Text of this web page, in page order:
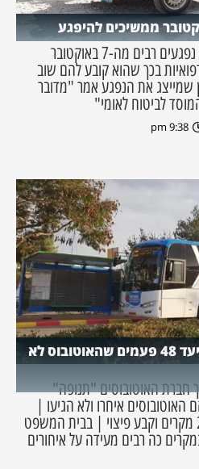
המוסד לביטוח לאומי כופה על נפגעים רבים מה-7 באוקטובר
בכך שהוא קובע להם שוב
שמייצג את הנפגע אמר "מדובר
לביטוח לאומי"
9:38 pm
שערוריית תנופה: נוסע תיעד 48 פעמים שהאוטובוס לא
חברת האוטובוסים "תנופה"
48 מקרים בהם האוטובוסים איחרו ולא הגיעו |
הוא תבע, השופט האמין ל-23 מקרים וקבע פיצוי | בבית המשפט
כה רבים מעידה על איחורים